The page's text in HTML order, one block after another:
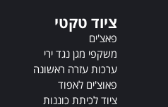
ציוד טקטי
פאצ'ים
משקפי מגן נגד ירי
ערכות עזרה ראשונה
פאוצ'ים לאפוד
ציוד לכיתת כוננות